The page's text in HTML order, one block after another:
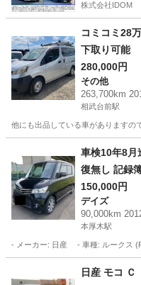
株式会社IDOM
コミコミ28
下取り可能
280,000円
その他
263,700km
相武台前駅
他にも出品している車がありますの
相模原市 相武台前
車検10年8
復無し 記録
150,000円
デイズ
90,000km
本厚木駅
- メーカー: 日産 - 車種: ルークス
本厚木駅
日産 モコ